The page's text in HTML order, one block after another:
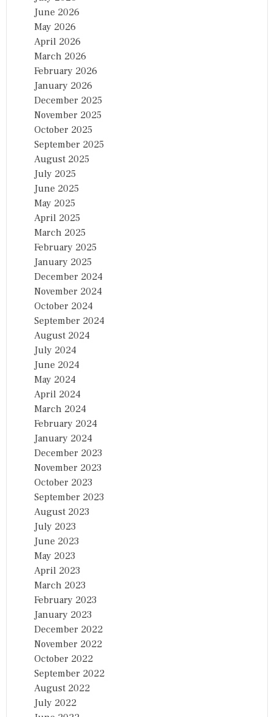
June 2026
May 2026
April 2026
March 2026
February 2026
January 2026
December 2025
November 2025
October 2025
September 2025
August 2025
July 2025
June 2025
May 2025
April 2025
March 2025
February 2025
January 2025
December 2024
November 2024
October 2024
September 2024
August 2024
July 2024
June 2024
May 2024
April 2024
March 2024
February 2024
January 2024
December 2023
November 2023
October 2023
September 2023
August 2023
July 2023
June 2023
May 2023
April 2023
March 2023
February 2023
January 2023
December 2022
November 2022
October 2022
September 2022
August 2022
July 2022